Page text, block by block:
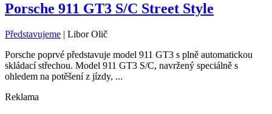
Porsche 911 GT3 S/C Street Style
Představujeme | Libor Olič
Porsche poprvé představuje model 911 GT3 s plně automatickou
skládací střechou. Model 911 GT3 S/C, navržený speciálně s
ohledem na potěšení z jízdy, ...
Reklama